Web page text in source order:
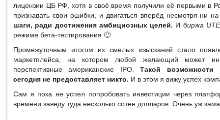
лицензии ЦБ РФ, хотя в своё время получили её первыми в
признавать свои ошибки, и двигаться вперёд несмотря ни
шаги, ради достижения амбициозных целей. И биржа
режиме бета-тестирования 🙂
Промежуточным итогом их смелых изысканий стало
маркетплейса, на котором любой желающий может
перспективные американские IPO.Такой
сегодня не предоставляет никто. И в этом я вижу успех
Сам я пока не успел попробовать инвестиции через
времени заведу туда несколько сотен долларов. Очень уж